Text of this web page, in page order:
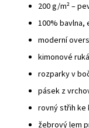
200 g/m² –
100% bavlna,
moderní
kimonové
rozparky v
pásek z
rovný střih ke
žebrový lem